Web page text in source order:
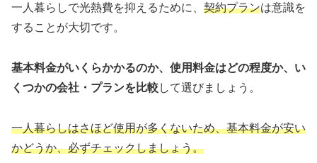
一人暮らしで光熱費を抑えるために、 契約プランは意識を
することが大切です。
基本料金がいくらかかるのか、使用料金はどの程度か、い
くつかの会社・プランを比較して選びましょう。
一人暮らしはさほど使用が多くないため、基本料金が安い
かどうか、必ずチェックしましょう。